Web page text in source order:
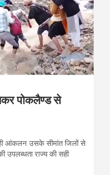
पोकलैण्ड से
आंकलन उसके सीमांत जिलों से
उपलब्धता राज्य की सही